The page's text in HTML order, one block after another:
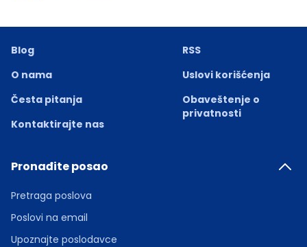
Blog
O nama
Česta pitanja
Kontaktirajte nas
RSS
Uslovi korišćenja
Obaveštenje o
privatnosti
Pronađite posao
Pretraga poslova
Poslovi na email
Upoznajte poslodavce